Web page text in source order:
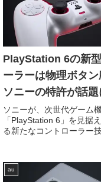
PlayStation 6の新
ーラーは物理ボタン
ソニーの特許が話題
ソニーが、次世代ゲーム機
「PlayStation 6」を見据
る新たなコントローラー
許では、従来のボタンや
ィックを完全になくし、
ッチスクリーン化すると
au